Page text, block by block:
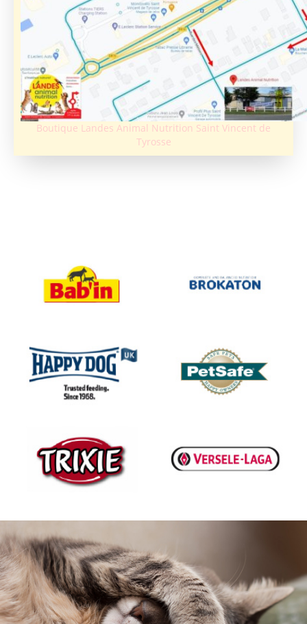
Boutique Landes Animal Nutrition Saint Vincent de
Tyrosse